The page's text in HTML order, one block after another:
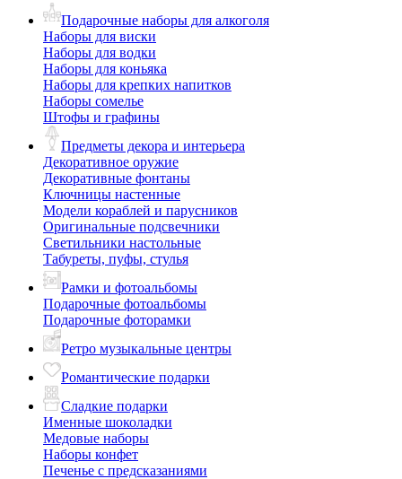
Подарочные наборы для алкоголя
Наборы для виски
Наборы для водки
Наборы для коньяка
Наборы для крепких напитков
Наборы сомелье
Штофы и графины
Предметы декора и интерьера
Декоративное оружие
Декоративные фонтаны
Ключницы настенные
Модели кораблей и парусников
Оригинальные подсвечники
Светильники настольные
Табуреты, пуфы, стулья
Рамки и фотоальбомы
Подарочные фотоальбомы
Подарочные фоторамки
Ретро музыкальные центры
Романтические подарки
Сладкие подарки
Именные шоколадки
Медовые наборы
Наборы конфет
Печенье с предсказаниями